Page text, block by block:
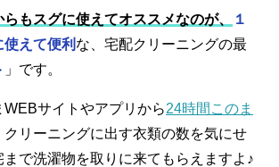
もスグに使えてオススメなのが、
１
えて便利 な、宅配クリーニングの最
」です。
サイトやアプリから24時間このま
クリーニングに出す衣類の数を気にせ
まで洗濯物を取りに来てもらえますよ♪